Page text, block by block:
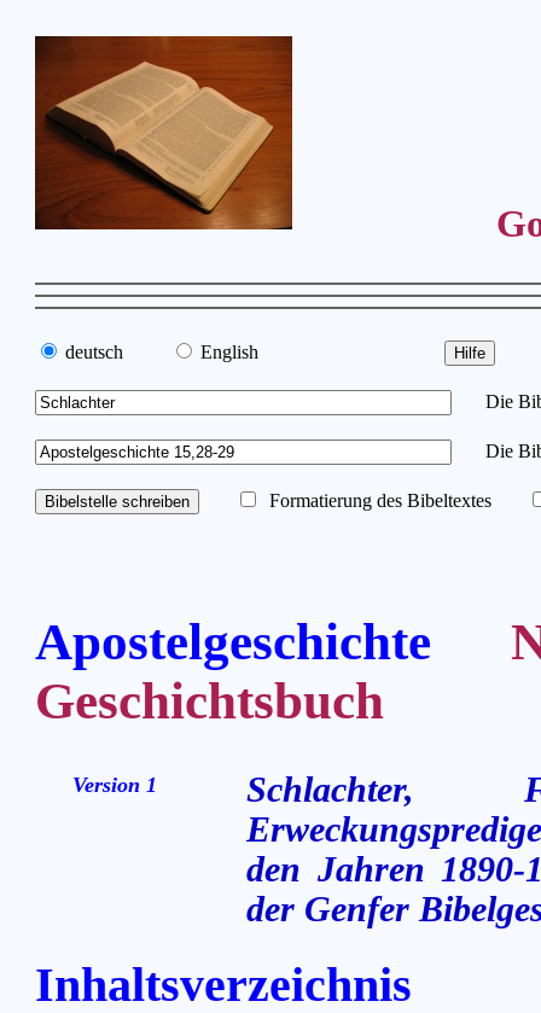
deutsch English
Die
Die
Formatierung des Bibeltextes
Apostelgeschichte
Geschichtsbuch
Version 1
Schlachter,
den Jahren 1890-
der Genfer
Inhaltsverzeichnis